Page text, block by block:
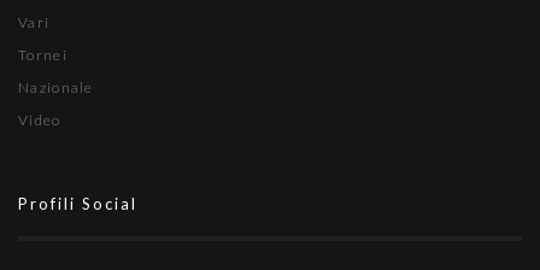
Vari
Tornei
Nazionale
Video
Profili Social